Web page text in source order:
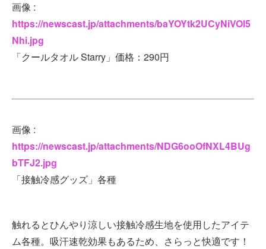
画像 :
https://newscast.jp/attachments/baYOYtk2UCyNiVOl5
Nhi.jpg
「クールタオル Starry」価格：290円
画像 :
https://newscast.jp/attachments/NDG6ooOfNXL4BUg
bTFJ2.jpg
「接触冷感グッズ」各種
触れるとひんやり涼しい接触冷感生地を使用したアイテ
ム各種。吸汗速乾効果もあるため、さらっと快適です！